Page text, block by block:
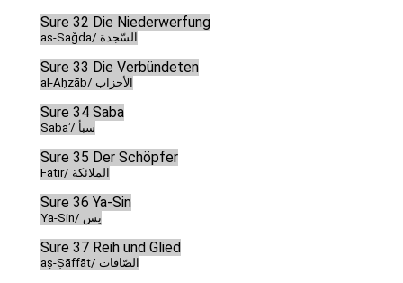
Sure 32 Die Niederwerfung
as-Saǧda/ السّجدة
Sure 33 Die Verbündeten
al-Aḥzāb/ الأحزاب
Sure 34 Saba
Sabaʾ/ سبأ
Sure 35 Der Schöpfer
Fāṭir/ الملائكة
Sure 36 Ya-Sin
Ya-Sin/ يس
Sure 37 Reih und Glied
aṣ-Ṣāffāt/ الصّافات